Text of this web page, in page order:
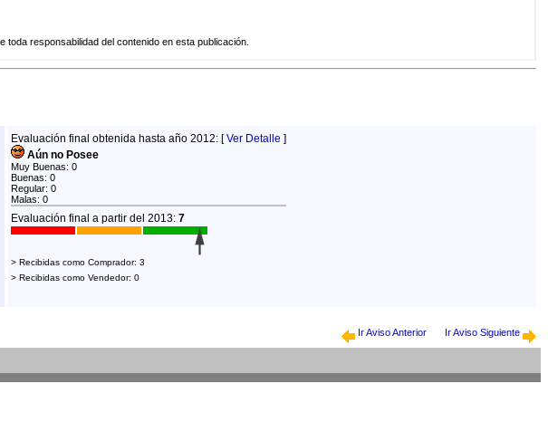
responsabilidad del contenido en esta publicación.
Evaluación final obtenida hasta año 2012: [Ver Detalle ]
Aún no Posee
Muy Buenas: 0
Buenas: 0
Regular: 0
Malas: 0
Evaluación final a partir del 2013: 7
> Recibidas como Comprador: 3
> Recibidas como Vendedor: 0
Ir Aviso Anterior Ir Aviso Siguiente